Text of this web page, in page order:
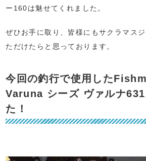
ー160は魅せてくれました。
ぜひお手に取り、皆様にもサクラマス
ただけたらと思っております。
今回の釣行で使用した
Varuna シーズ ヴァルナ
た！